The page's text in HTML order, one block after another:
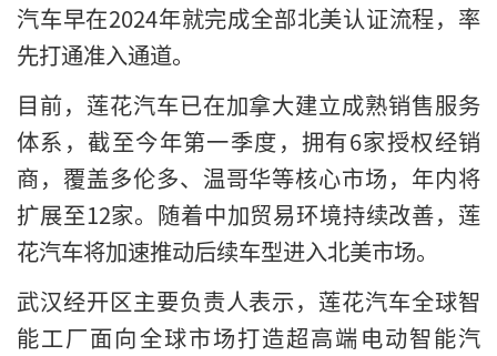
汽车早在2024年就完成全部北美认证流程，率
先打通准入通道。
目前，莲花汽车已在加拿大建立成熟销售服务
体系，截至今年第一季度，拥有6家授权经销
商，覆盖多伦多、温哥华等核心市场，年内将
扩展至12家。随着中加贸易环境持续改善，莲
花汽车将加速推动后续车型进入北美市场。
武汉经开区主要负责人表示，莲花汽车全球智
能工厂面向全球市场打造超高端电动智能汽